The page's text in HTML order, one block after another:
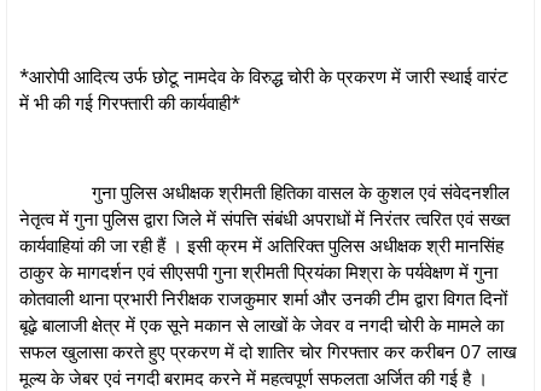
*आरोपी आदित्य उर्फ छोटू नामदेव के विरुद्ध चोरी के प्रकरण में जारी स्थाई वारंट
में भी की गई गिरफ्तारी की कार्यवाही*
गुना पुलिस अधीक्षक श्रीमती हितिका वासल के कुशल एवं संवेदनशील
नेतृत्व में गुना पुलिस द्वारा जिले में संपत्ति संबंधी अपराधों में निरंतर त्वरित एवं सख्त
कार्यवाहियां की जा रही हैं । इसी क्रम में अतिरिक्‍त पुलिस अधीक्षक श्री मानसिंह
ठाकुर के मागदर्शन एवं सीएसपी गुना श्रीमती प्रियंका मिश्रा के पर्यवेक्षण में गुना
कोतवाली थाना प्रभारी निरीक्षक राजकुमार शर्मा और उनकी टीम द्वारा विगत दिनों
बूढ़े बालाजी क्षेत्र में एक सूने मकान से लाखों के जेवर व नगदी चोरी के मामले का
सफल खुलासा करते हुए प्रकरण में दो शातिर चोर गिरफ्तार कर करीबन 07 लाख
मूल्य के जेबर एवं नगदी बरामद करने में महत्वपूर्ण सफलता अर्जित की गई है ।